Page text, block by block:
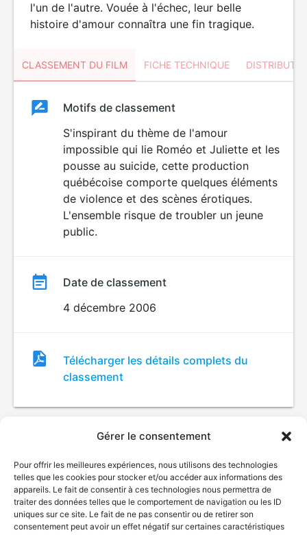
Gérer le consentement
Pour offrir les meilleures expériences, nous utilisons des technologies
telles que les cookies pour stocker et/ou accéder aux informations des
appareils. Le fait de consentir à ces technologies nous permettra de
traiter des données telles que le comportement de navigation ou les ID
uniques sur ce site. Le fait de ne pas consentir ou de retirer son
consentement peut avoir un effet négatif sur certaines caractéristiques
l'un de l'autre. Vouée à l'échec, leur belle
histoire d'amour connaîtra une fin tragique.
CLASSEMENT DU FILM FICHE TECHNIQUE
ClassementClassement
Motifs de classement
S'inspirant du thème de l'amour
impossible qui lie Roméo et Juliette et les
pousse au suicide, cette production
québécoise comporte quelques éléments
de violence et des scènes érotiques.
L'ensemble risque de troubler un jeune
public.
Date de classement
4 décembre 2006
Fichier
de
classement
Télécharger les détails complets du
classement
© Gouvernement du Québec, 2026